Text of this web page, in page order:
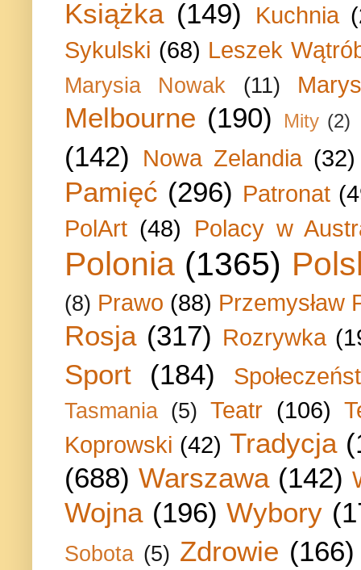
Książka (149) Kuchnia
Sykulski (68) Leszek
Marysia Nowak (11)
Melbourne (190) Mity (2)
(142) Nowa Zelandia (32)
Pamięć (296) Patronat
PolArt (48) Polacy w
Polonia (1365)
(8) Prawo (88) Przemysław
Rosja (317) Rozrywka
Sport (184)
Tasmania (5) Teatr (106)
Koprowski (42) Tradycja
(688) Warszawa (142)
Wojna (196) Wybory
Sobota (5) Zdrowie (166)